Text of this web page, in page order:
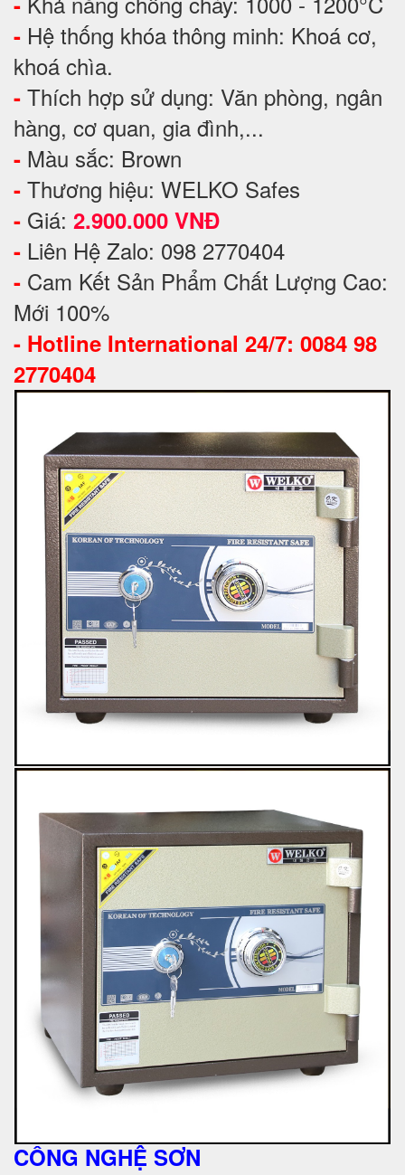
- Hệ thống khóa thông minh: Khoá cơ,
khoá chìa.
- Thích hợp sử dụng: Văn phòng, ngân
hàng, cơ quan, gia đình,...
- Màu sắc: Brown
- Thương hiệu: WELKO Safes
- Giá: 2.900.000 VNĐ
- Liên Hệ Zalo: 098 2770404
- Cam Kết Sản Phẩm Chất Lượng Cao:
Mới 100%
- Hotline International 24/7: 0084 98
2770404
CÔNG NGHỆ SƠN